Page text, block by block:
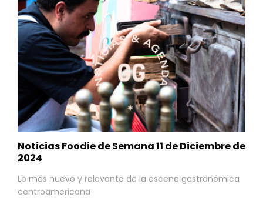
Noticias Foodie de Semana 11 de Diciembre de
2024
Lo más nuevo y relevante de la escena gastronómica
centroamericana